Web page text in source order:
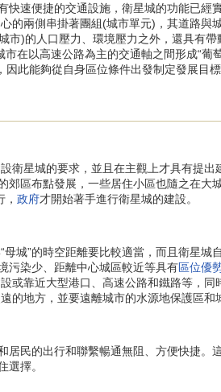
速便捷的交通設施，衛星城的功能已經
的兩側串掛著團組(城市單元)，其道路與
市)的人口壓力、環境壓力之外，還具有
在以高速公路為主的交通軸之間形成“葡
此能夠從自身區位條件出發制定發展目標
星城的要求，並且在主觀上才具有提出
區布點發展，一些居住小區也隨之在大
政府才開始著手進行衛星城的建設。
”的時空距離要比較適當，而且衛星城
污染少、距離中心城區較近等具有區位優
靠近大型港口、高速公路和鐵路等，
的地方，並要遠離城市的水源地保護區和
的出行和聯繫暢通無阻、方便快捷。
選擇。